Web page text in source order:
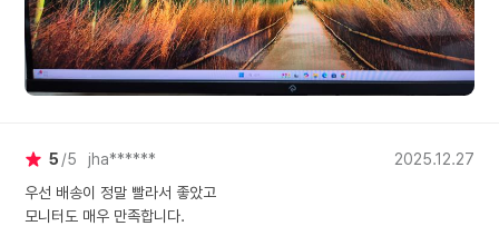
5 5 jha******
2025.12.27
우선 배송이 정말 빨라서 좋았고
모니터도 매우 만족합니다.